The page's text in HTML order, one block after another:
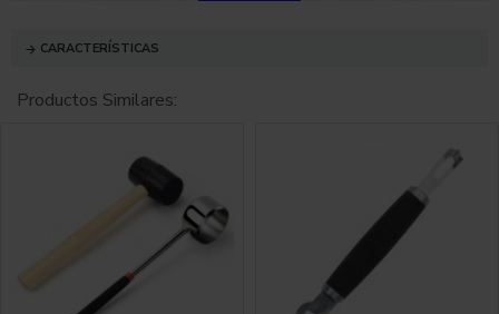
COMO SE USA
No se incluyen accesorios o vasos, precio solo incluye 1
CARACTERÍSTICAS
Productos Similares: